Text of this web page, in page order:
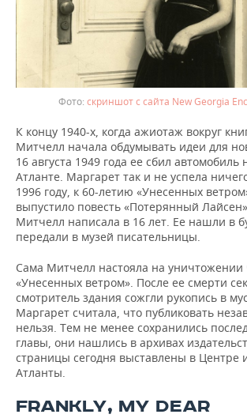
скриншот с сайта New Georgia
К концу 1940-х, когда ажиотаж вокруг
Митчелл начала обдумывать идеи для
16 августа 1949 года ее сбил автомобиль
Атланте. Маргарет так и не успела
1996 году, к 60-летию «Унесенных
выпустило повесть «Потерянный
Митчелл написала в 16 лет. Ее нашли в
передали в музей писательницы.
Сама Митчелл настояла на уничтожении
«Унесенных ветром». После ее смерти
смотритель здания сожгли рукопись в
Маргарет считала, что публиковать
нельзя. Тем не менее сохранились
главы, они нашлись в архивах
страницы сегодня выставлены в Центре
Атланты.
FRANKLY, MY DEAR